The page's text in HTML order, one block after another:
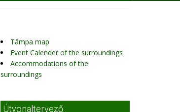
Tâmpa map
Event Calender of the surroundings
Accommodations of the
surroundings
Útvonaltervező